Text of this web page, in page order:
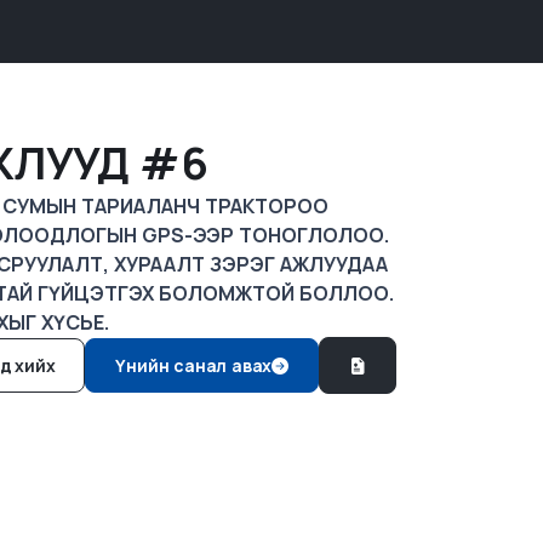
#6
СУМЫН ТАРИАЛАНЧ ТРАКТОРОО
GPS-ЭЭР ТОНОГЛОЛОО.
ХУРААЛТ ЗЭРЭГ АЖЛУУДАА
ГҮЙЦЭТГЭХ БОЛОМЖТОЙ БОЛЛОО.
ХҮСЬЕ.
хийх Үнийн санал авах